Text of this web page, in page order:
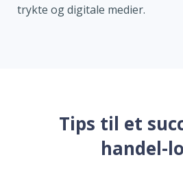
trykte og digitale medier.
Tips til et
handel-